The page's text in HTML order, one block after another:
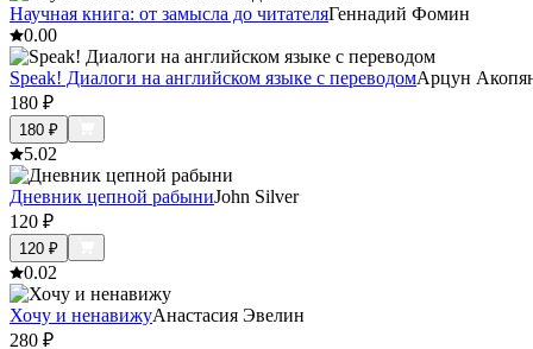
Научная книга: от замысла до читателяГеннадий Фомин
0.00
Speak! Диалоги на английском языке с переводомАрцун
180 ₽
180 ₽
5.02
Дневник цепной рабыниJohn Silver
120 ₽
120 ₽
0.02
Хочу и ненавижуАнастасия Эвелин
280 ₽